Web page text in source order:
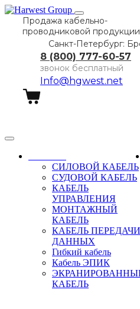
Продажа кабельно-
проводниковой продукции
Санкт-Петербург:
8 (800) 777-60-57
звонок бесплатный
Info@hgwest.net
СИЛОВОЙ КАБЕЛЬ
СУДОВОЙ КАБЕЛЬ
КАБЕЛЬ
УПРАВЛЕНИЯ
МОНТАЖНЫЙ
КАБЕЛЬ
КАБЕЛЬ ПЕРЕДАЧИ
ДАННЫХ
Гибкий кабель
Кабель ЭПИК
КАБЕЛЬ